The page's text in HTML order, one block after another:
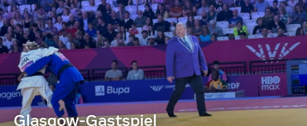
Glasgow-Gastspiel